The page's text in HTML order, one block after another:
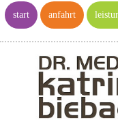
start anfahrt